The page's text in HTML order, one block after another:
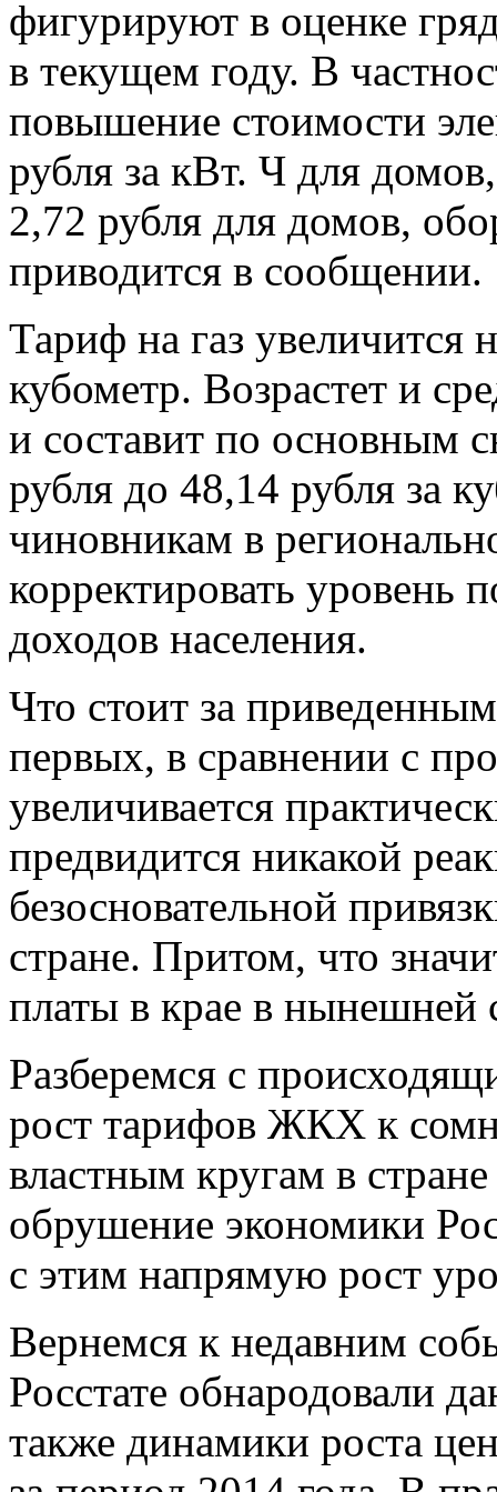
фигурируют в оценке
в текущем году. В
повышение стоимости
рубля за кВт. Ч для
2,72 рубля для домов,
приводится в сообщении.
Тариф на газ увеличится
кубометр. Возрастет и
и составит по основным
рубля до 48,14 рубля за
чиновникам в
корректировать уровень
доходов населения.
Что стоит за
первых, в сравнении с
увеличивается
предвидится никакой
безосновательной
стране. Притом, что
платы в крае в нынешней
Разберемся с
рост тарифов ЖКХ к
властным кругам в
обрушение экономики
с этим напрямую рост
Вернемся к недавним
Росстате обнародовали
также динамики роста